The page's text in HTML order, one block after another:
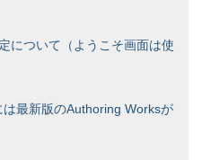
について（ようこそ画面は使
最新版のAuthoring Worksが